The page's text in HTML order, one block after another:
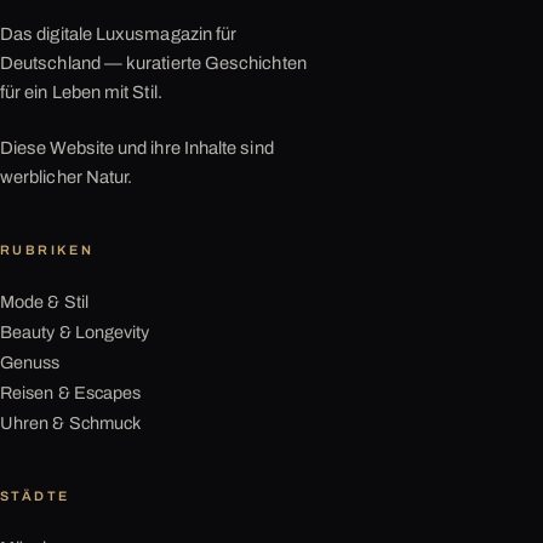
Das digitale Luxusmagazin für
Deutschland — kuratierte Geschichten
für ein Leben mit Stil.
Diese Website und ihre Inhalte sind
werblicher Natur.
RUBRIKEN
Mode & Stil
Beauty & Longevity
Genuss
Reisen & Escapes
Uhren & Schmuck
STÄDTE